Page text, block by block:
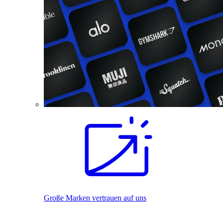
Große Marken vertrauen auf uns